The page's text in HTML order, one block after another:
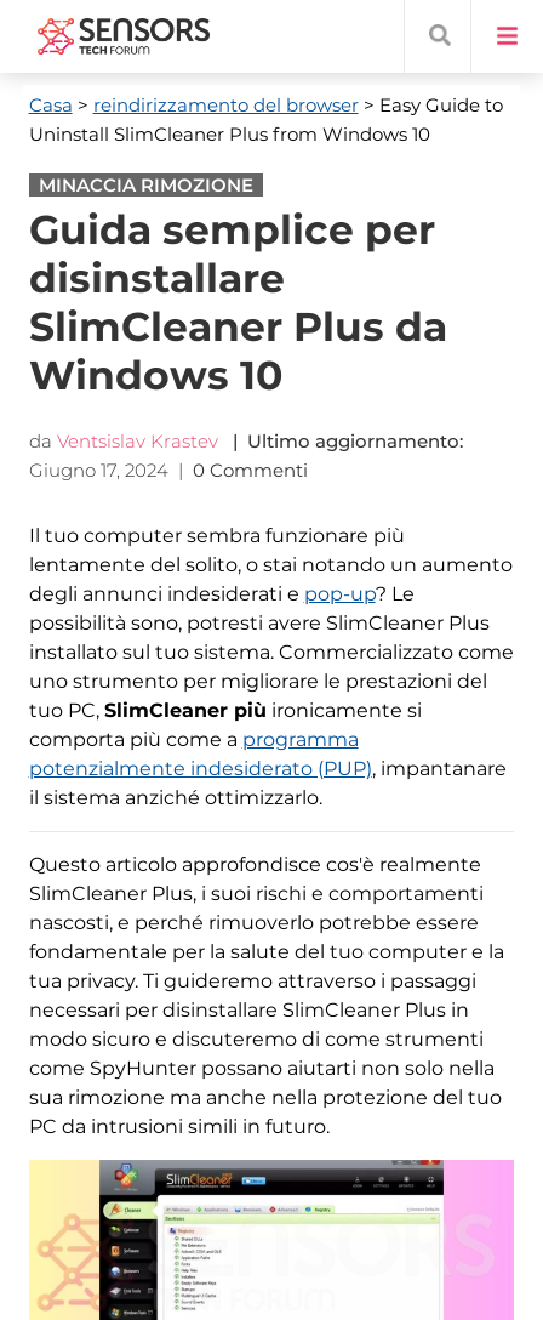
Casa > reindirizzamento del browser > Easy Guide to
Uninstall SlimCleaner Plus from Windows10
MINACCIA RIMOZIONE
Guida semplice per
disinstallare
SlimCleaner Plus da
Windows 10
da Ventsislav Krastev
| Ultimo aggiornamento:
Giugno 17, 2024| 0 Commenti
Il tuo computer sembra funzionare più
lentamente del solito, o stai notando un aumento
degli annunci indesiderati e pop-up? Le
possibilità sono, potresti avere SlimCleaner Plus
installato sul tuo sistema. Commercializzato come
uno strumento per migliorare le prestazioni del
tuo PC, SlimCleaner più ironicamente si
comporta più come a programma
potenzialmente indesiderato (PUP), impantanare
il sistema anziché ottimizzarlo.
Questo articolo approfondisce cos'è realmente
SlimCleaner Plus, i suoi rischi e comportamenti
nascosti, e perché rimuoverlo potrebbe essere
fondamentale per la salute del tuo computer e la
tua privacy. Ti guideremo attraverso i passaggi
necessari per disinstallare SlimCleaner Plus in
modo sicuro e discuteremo di come strumenti
come SpyHunter possano aiutarti non solo nella
sua rimozione ma anche nella protezione del tuo
PC da intrusioni simili in futuro.